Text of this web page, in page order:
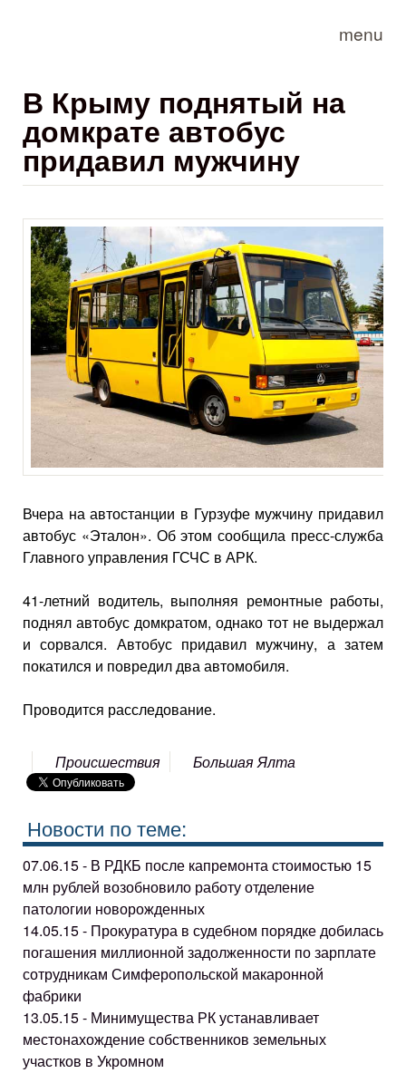
menu
В Крыму поднятый на
домкрате автобус
придавил мужчину
Вчера на автостанции в Гурзуфе мужчину придавил
автобус «Эталон». Об этом сообщила пресс-служба
Главного управления ГСЧС в АРК.
41-летний водитель, выполняя ремонтные работы,
поднял автобус домкратом, однако тот не выдержал
и сорвался. Автобус придавил мужчину, а затем
покатился и повредил два автомобиля.
Проводится расследование.
Происшествия Большая Ялта
Новости по теме:
07.06.15 - В РДКБ после капремонта стоимостью 15
млн рублей возобновило работу отделение
патологии новорожденных
14.05.15 - Прокуратура в судебном порядке добилась
погашения миллионной задолженности по зарплате
сотрудникам Симферопольской макаронной
фабрики
13.05.15 - Минимущества РК устанавливает
местонахождение собственников земельных
участков в Укромном